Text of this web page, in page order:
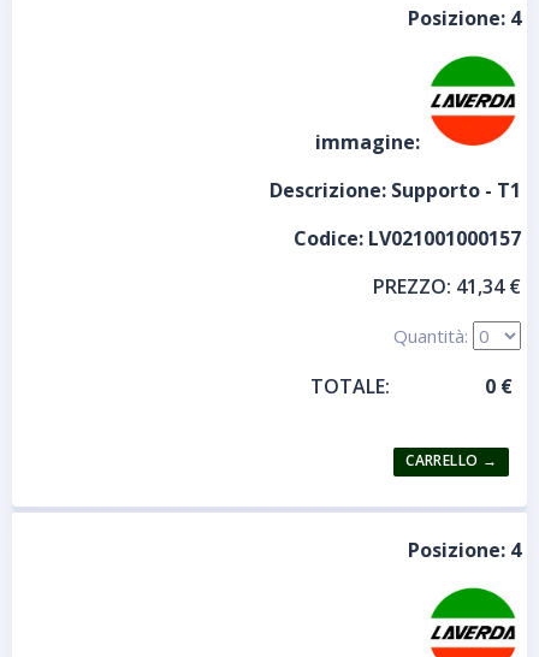
Posizione: 4
immagine:
Descrizione: Supporto - T1
Codice: LV021001000157
PREZZO: 41,34 €
Quantità:
TOTALE:
Posizione: 4